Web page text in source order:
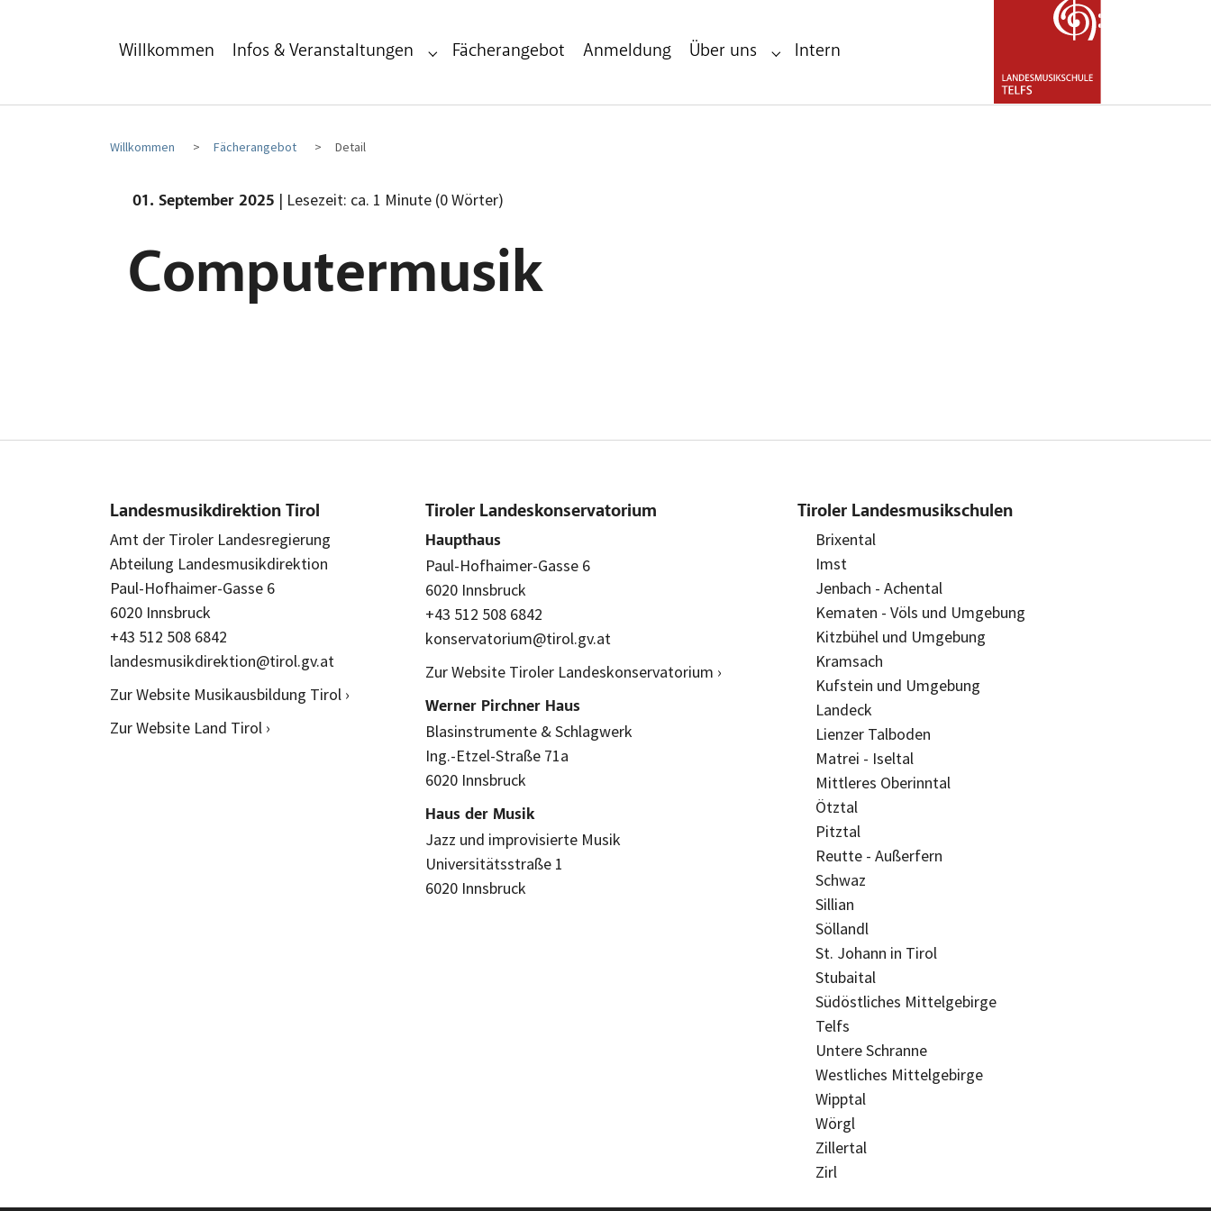
Willkommen Infos & Veranstaltungen Submenu for "Infos & Veranstaltungen"
Fächerangebot Anmeldung Über uns Submenu for "Über uns"
Intern
Willkommen Fächerangebot Detail
01. September 2025 | Lesezeit: ca. 1 Minute (0 Wörter)
Computermusik
Landesmusikdirektion Tirol
Amt der Tiroler Landesregierung
Abteilung Landesmusikdirektion
Paul-Hofhaimer-Gasse 6
6020 Innsbruck
+43 512 508 6842
landesmusikdirektion@tirol.gv.at
Zur Website Musikausbildung Tirol ›
Zur Website Land Tirol ›
Tiroler Landeskonservatorium
Haupthaus
Paul-Hofhaimer-Gasse 6
6020 Innsbruck
+43 512 508 6842
konservatorium@tirol.gv.at
Zur Website Tiroler Landeskonservatorium ›
Werner Pirchner Haus
Blasinstrumente & Schlagwerk
Ing.-Etzel-Straße 71a
6020 Innsbruck
Haus der Musik
Jazz und improvisierte Musik
Universitätsstraße 1
6020 Innsbruck
Tiroler Landesmusikschulen
Brixental
Imst
Jenbach - Achental
Kematen - Völs und Umgebung
Kitzbühel und Umgebung
Kramsach
Kufstein und Umgebung
Landeck
Lienzer Talboden
Matrei - Iseltal
Mittleres Oberinntal
Ötztal
Pitztal
Reutte - Außerfern
Schwaz
Sillian
Söllandl
St. Johann in Tirol
Stubaital
Südöstliches Mittelgebirge
Telfs
Untere Schranne
Westliches Mittelgebirge
Wipptal
Wörgl
Zillertal
Zirl